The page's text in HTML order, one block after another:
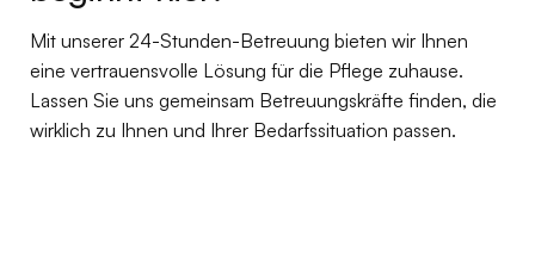
Mit unserer 24-Stunden-Betreuung bieten wir Ihnen
eine vertrauensvolle Lösung für die Pflege zuhause.
Lassen Sie uns gemeinsam Betreuungskräfte finden, die
wirklich zu Ihnen und Ihrer Bedarfssituation passen.